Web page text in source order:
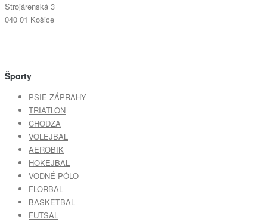
Strojárenská 3
040 01 Košice
Športy
PSIE ZÁPRAHY
TRIATLON
CHODZA
VOLEJBAL
AEROBIK
HOKEJBAL
VODNÉ PÓLO
FLORBAL
BASKETBAL
FUTSAL